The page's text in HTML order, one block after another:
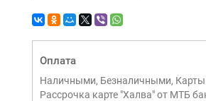
Оплата
Наличными, Безналичными, Карты
Рассрочка карте "Халва" от МТБ